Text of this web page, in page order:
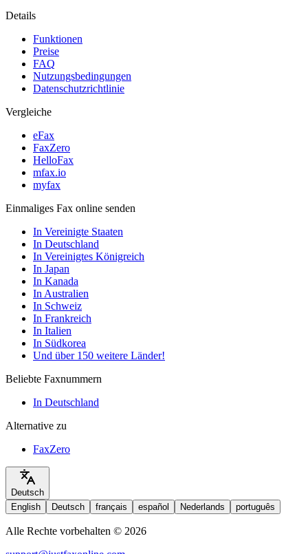
Details
Funktionen
Preise
FAQ
Nutzungsbedingungen
Datenschutzrichtlinie
Vergleiche
eFax
FaxZero
HelloFax
mfax.io
myfax
Einmaliges Fax online senden
In Vereinigte Staaten
In Deutschland
In Vereinigtes Königreich
In Japan
In Kanada
In Australien
In Schweiz
In Frankreich
In Italien
In Südkorea
Und über 150 weitere Länder!
Beliebte Faxnummern
In Deutschland
Alternative zu
FaxZero
Deutsch
English
Deutsch français español Nederlands português
Alle Rechte vorbehalten © 2026